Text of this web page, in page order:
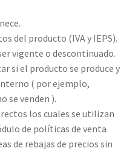
del producto (IVA y IEPS).
vigente o descontinuado.
si el producto se produce y
( por ejemplo,
se venden ).
los cuales se utilizan
de políticas de venta
de rebajas de precios sin